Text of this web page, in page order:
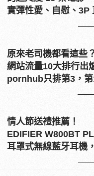
實彈性愛、自慰、3P
原來老司機都看這些
網站流量10大排行出
pornhub只排第3，第
情人節送禮推薦！
EDIFIER W800BT
耳罩式無線藍牙耳機